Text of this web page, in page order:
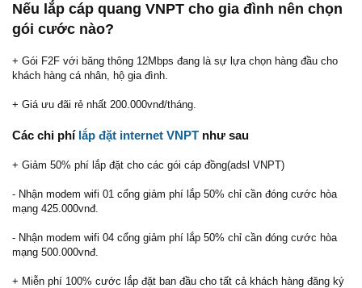
Nếu lắp cáp quang VNPT cho gia đình nên chọn
gói cước nào?
+ Gói F2F với băng thông 12Mbps đang là sự lựa chọn hàng đầu cho
khách hàng cá nhân, hộ gia đình.
+ Giá ưu đãi rẻ nhất 200.000vnđ/tháng.
Các chi phí lắp đặt internet VNPT như sau
+ Giảm 50% phí lắp đặt cho các gói cáp đồng(adsl VNPT)
- Nhận modem wifi 01 cổng giảm phí lắp 50% chỉ cần đóng cước hòa
mạng 425.000vnđ.
- Nhận modem wifi 04 cổng giảm phí lắp 50% chỉ cần đóng cước hòa
mạng 500.000vnđ.
+ Miễn phí 100% cước lắp đặt ban đầu cho tất cả khách hàng đăng ký